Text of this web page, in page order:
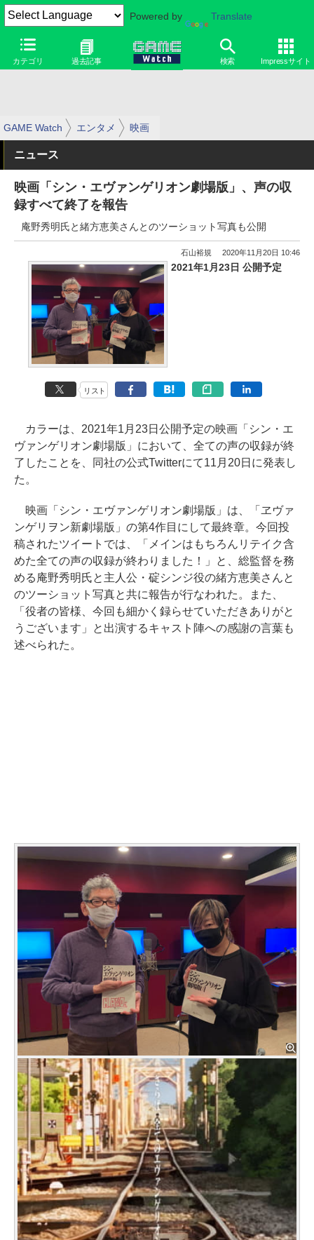
Powered by Translate
カテゴリ 過去記事 検索 Impressサイト
GAME Watch エンタメ 映画
ニュース
映画「シン・エヴァンゲリオン劇場版」、声の収
録すべて終了を報告
庵野秀明氏と緒方恵美さんとのツーショット写真も公開
石山裕規 2020年11月20日 10:46
2021年1月23日 公開予定
リスト
カラーは、2021年1月23日公開予定の映画「シン・エ
ヴァンゲリオン劇場版」において、全ての声の収録が終
了したことを、同社の公式Twitterにて11月20日に発表し
た。
映画「シン・エヴァンゲリオン劇場版」は、「ヱヴァ
ンゲリヲン新劇場版」の第4作目にして最終章。今回投
稿されたツイートでは、「メインはもちろんリテイク含
めた全ての声の収録が終わりました！」と、総監督を務
める庵野秀明氏と主人公・碇シンジ役の緒方恵美さんと
のツーショット写真と共に報告が行なわれた。また、
「役者の皆様、今回も細かく録らせていただきありがと
うございます」と出演するキャスト陣への感謝の言葉も
述べられた。